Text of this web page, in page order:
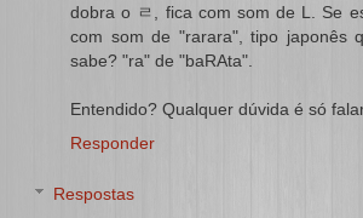
dobra o ㄹ, fica com som de L. Se
com som de "rarara", tipo japonês
sabe? "ra" de "baRAta".
Entendido? Qualquer dúvida é só
Responder
Respostas